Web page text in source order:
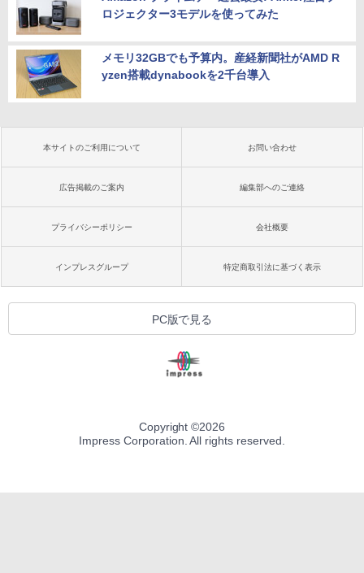
ロジェクター3モデルを使ってみた
メモリ32GBでも予算内。産経新聞社がAMD R
yzen搭載dynabookを2千台導入
本サイトのご利用について お問い合わせ
広告掲載のご案内 編集部へのご連絡
プライバシーポリシー 会社概要
インプレスグループ 特定商取引法に基づく表示
PC版で見る
Copyright ©2026
Impress Corporation. All rights reserved.